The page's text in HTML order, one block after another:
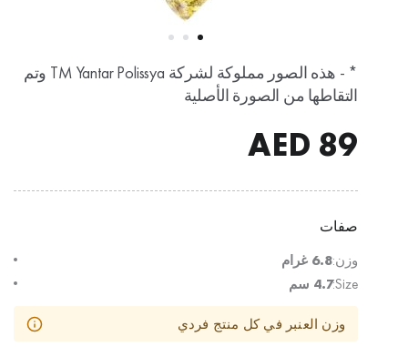
* - هذه الصور مملوكة لشركة TM Yantar Polissya وتم
التقاطها من الصورة الأصلية
89
صفات
وزن:6.8 غرام
Size:4.7 سم
وزن العنبر في كل منتج فردي